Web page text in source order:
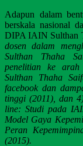
Adapun dalam
berskala nasional
DIPA IAIN Sulthan
dosen dalam
Sulthan Thaha
penelitian ke
Sulthan Thaha
facebook dan
tinggi (2011) , dan
line: Studi pada
Model Gaya
Peran
(2015).